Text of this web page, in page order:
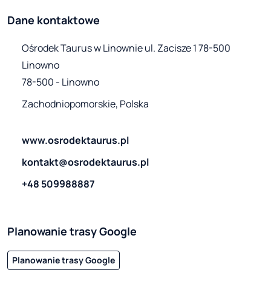
Dane kontaktowe
Ośrodek Taurus w Linownie ul. Zacisze 1 78-500
Linowno
78-500 - Linowno
Zachodniopomorskie, Polska
www.osrodektaurus.pl
kontakt@osrodektaurus.pl
+48 509988887
Planowanie trasy Google
Planowanie trasy Google